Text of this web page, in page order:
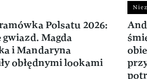
Polsatu 2026:
Magda
i Mandaryna
obłędnymi lookami